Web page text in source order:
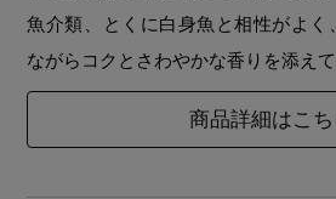
魚介類、とくに白身魚と相性がよく
ながらコクとさわやかな香りを添えて
商品詳細はこち